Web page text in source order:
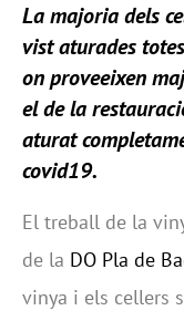
La majoria dels
vist aturades
on proveeixen
el de la
aturat
covid19.
El treball de la
de la DO Pla de
vinya i els cellers